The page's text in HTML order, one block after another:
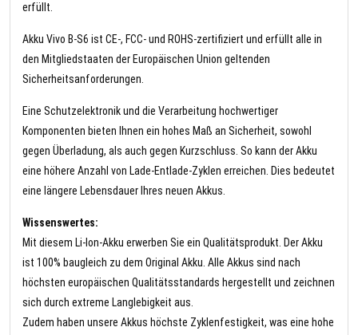
erfüllt.
Akku Vivo B-S6 ist CE-, FCC- und ROHS-zertifiziert und erfüllt alle in
den Mitgliedstaaten der Europäischen Union geltenden
Sicherheitsanforderungen.
Eine Schutzelektronik und die Verarbeitung hochwertiger
Komponenten bieten Ihnen ein hohes Maß an Sicherheit, sowohl
gegen Überladung, als auch gegen Kurzschluss. So kann der Akku
eine höhere Anzahl von Lade-Entlade-Zyklen erreichen. Dies bedeutet
eine längere Lebensdauer Ihres neuen Akkus.
Wissenswertes:
Mit diesem Li-Ion-Akku erwerben Sie ein Qualitätsprodukt. Der Akku
ist 100% baugleich zu dem Original Akku. Alle Akkus sind nach
höchsten europäischen Qualitätsstandards hergestellt und zeichnen
sich durch extreme Langlebigkeit aus.
Zudem haben unsere Akkus höchste Zyklenfestigkeit, was eine hohe